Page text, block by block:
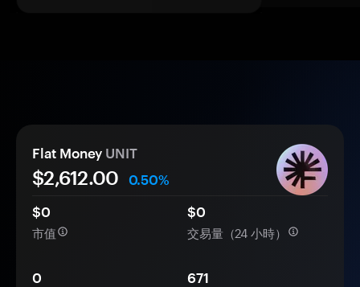
Flat Money UNIT
$2,612.00
0.50%
$0
市值
$0
交易量（24 小時）
0 671